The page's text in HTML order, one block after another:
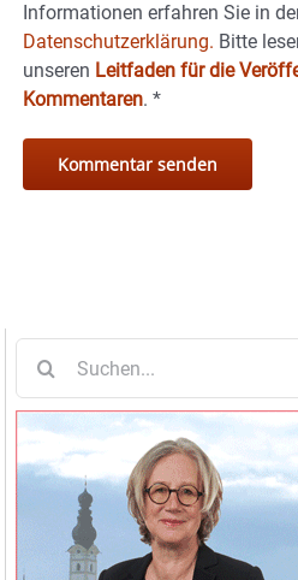
Informationen erfahren Sie in
Datenschutzerklärung. Bitte
unseren Leitfaden für die
Kommentaren. *
nach: